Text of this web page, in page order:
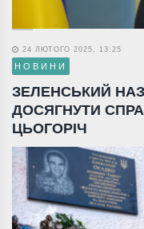
24 ЛЮТОГО 2025, 13:25
НОВИНИ
ЗЕЛЕНСЬКИЙ
ДОСЯГНУТИ
ЦЬОГОРІЧ